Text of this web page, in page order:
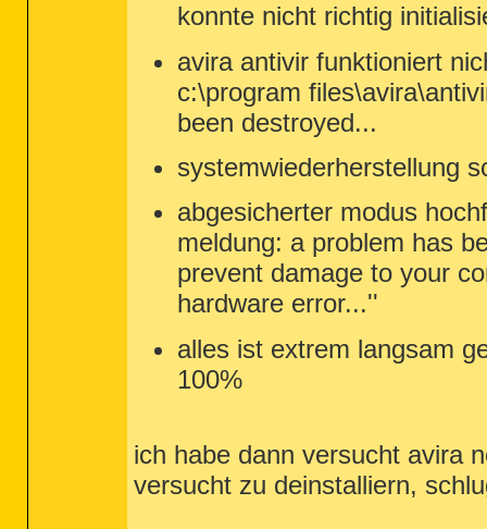
konnte nicht richtig
avira antivir funktioniert
c:\program
been destroyed...
systemwiederherstellung
abgesicherter modus
meldung: a problem has
prevent damage to your
hardware error...''
alles ist extrem langsam
100%
ich habe dann versucht avira
versucht zu deinstalliern,